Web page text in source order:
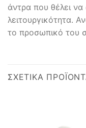
άντρα που θέλει
λειτουργικότητα.
το προσωπικό του
ΣΧΕΤΙΚΆ